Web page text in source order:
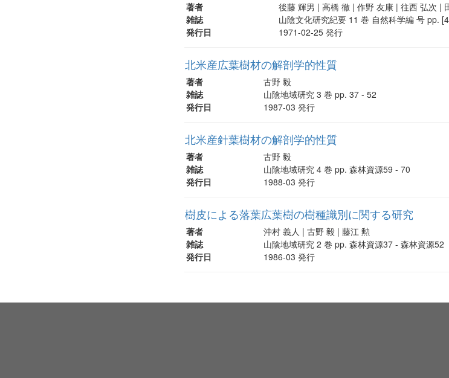
著者
後藤 輝男 | 高橋 徹 | 作野 友康 | 往西 弘次 |
雑誌
山陰文化研究紀要 11 巻 自然科学編 号 pp.
発行日
1971-02-25 発行
北米産広葉樹材の解剖学的性質
著者
古野 毅
雑誌
山陰地域研究 3 巻 pp. 37 - 52
発行日
1987-03 発行
北米産針葉樹材の解剖学的性質
著者
古野 毅
雑誌
山陰地域研究 4 巻 pp. 森林資源59 - 70
発行日
1988-03 発行
樹皮による落葉広葉樹の樹種識別に関する研究
著者
沖村 義人 | 古野 毅 | 藤江 勲
雑誌
山陰地域研究 2 巻 pp. 森林資源37 - 森林資源52
発行日
1986-03 発行